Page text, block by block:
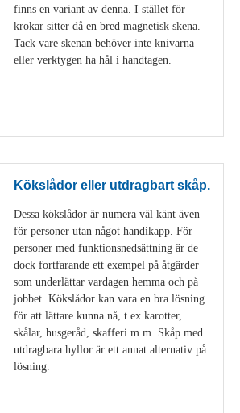
finns en variant av denna. I stället för
krokar sitter då en bred magnetisk skena.
Tack vare skenan behöver inte knivarna
eller verktygen ha hål i handtagen.
Kökslådor eller utdragbart skåp.
Dessa kökslådor är numera väl känt även
för personer utan något handikapp. För
personer med funktionsnedsättning är de
dock fortfarande ett exempel på åtgärder
som underlättar vardagen hemma och på
jobbet. Kökslådor kan vara en bra lösning
för att lättare kunna nå, t.ex karotter,
skålar, husgeråd, skafferi m m. Skåp med
utdragbara hyllor är ett annat alternativ på
lösning.